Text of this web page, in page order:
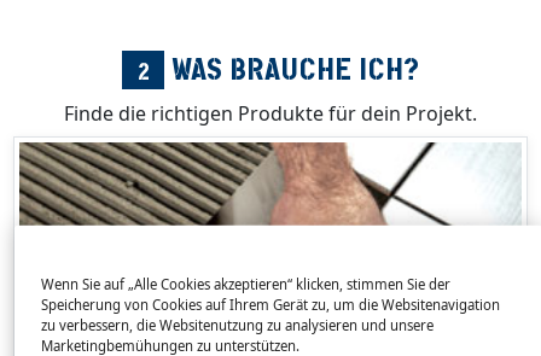
2 WAS BRAUCHE ICH?
Finde die richtigen Produkte für dein Projekt.
Wenn Sie auf „Alle Cookies akzeptieren“ klicken, stimmen Sie der
Speicherung von Cookies auf Ihrem Gerät zu, um die Websitenavigation
zu verbessern, die Websitenutzung zu analysieren und unsere
Marketingbemühungen zu unterstützen.